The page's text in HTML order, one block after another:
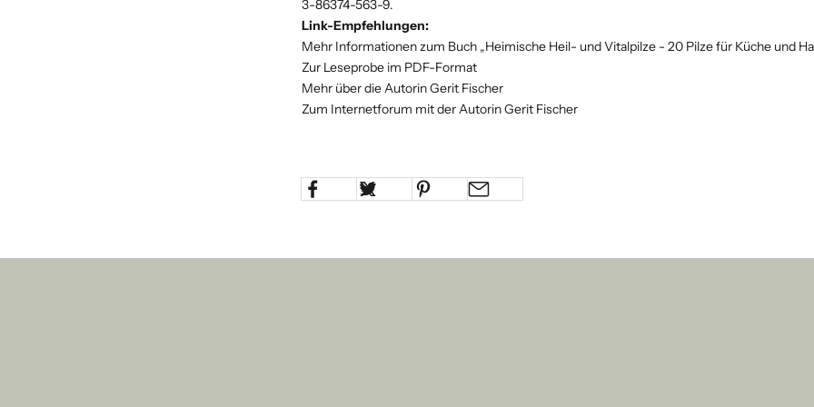
3-86374-563-9.
Link-Empfehlungen:
Mehr Informationen zum Buch „Heimische Heil- und Vitalpilze - 20 Pilze für Küche und
Zur Leseprobe im PDF-Format
Mehr über die Autorin Gerit Fischer
Zum Internetforum mit der Autorin Gerit Fischer